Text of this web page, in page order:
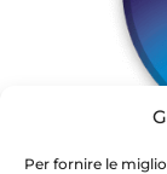
Per fornire le